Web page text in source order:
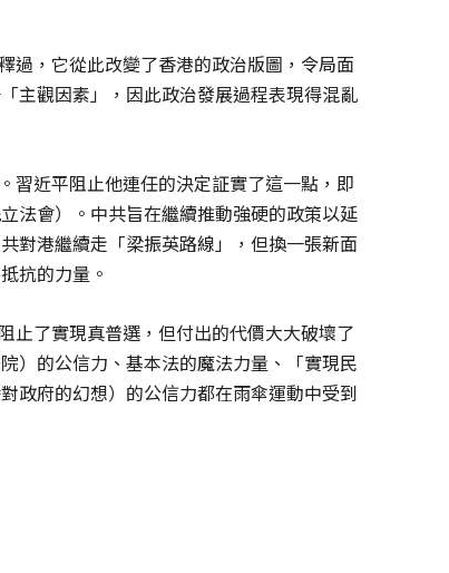
過，它從此改變了香港的政治版圖，令局面
主觀因素」，因此政治發展過程表現得混亂
習近平阻止他連任的決定証實了這一點，即
法會）。中共旨在繼續推動強硬的政策以延
對港繼續走「梁振英路線」，但換一張新面
抗的力量。
止了實現真普選，但付出的代價大大破壞了
的公信力、基本法的魔法力量、「實現民
政府的幻想）的公信力都在雨傘運動中受到